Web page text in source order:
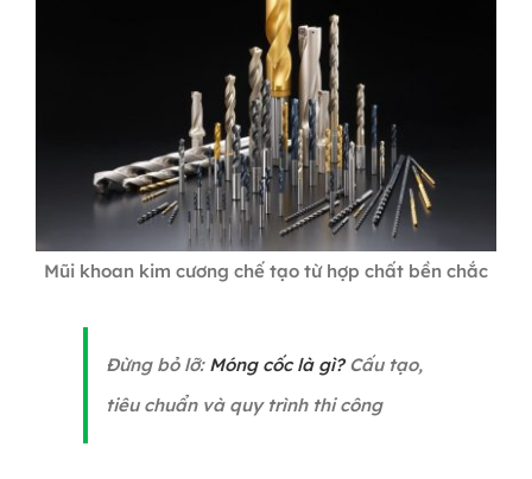
Mũi khoan kim cương chế tạo từ hợp chất bền chắc
Đừng bỏ lỡ: Móng cốc là gì?Cấu tạo,
tiêu chuẩn và quy trình thi công